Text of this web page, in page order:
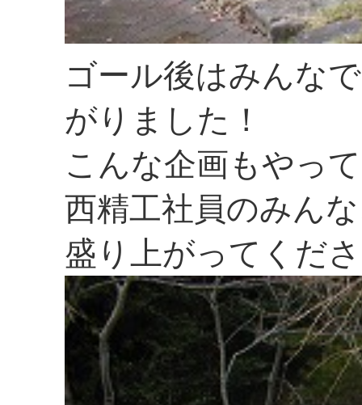
ゴール後はみんな
がりました！
こんな企画もやっ
西精工社員のみん
盛り上がってくだ